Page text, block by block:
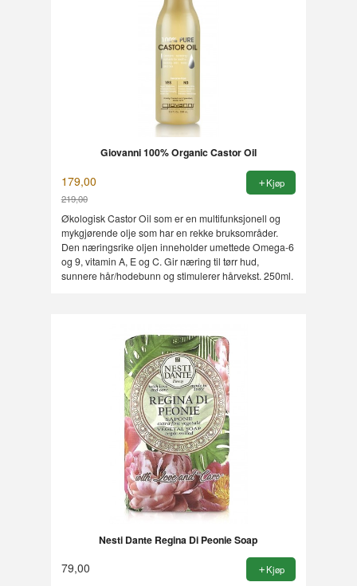
Giovanni 100% Organic Castor Oil
179,00
219,00
Rabatt
Kjøp
Økologisk Castor Oil som er en multifunksjonell og
mykgjørende olje som har en rekke bruksområder.
Den næringsrike oljen inneholder umettede Omega-6
og 9, vitamin A, E og C. Gir næring til tørr hud,
sunnere hår/hodebunn og stimulerer hårvekst. 250ml.
Nesti Dante Regina Di Peonie Soap
79,00 Kjøp